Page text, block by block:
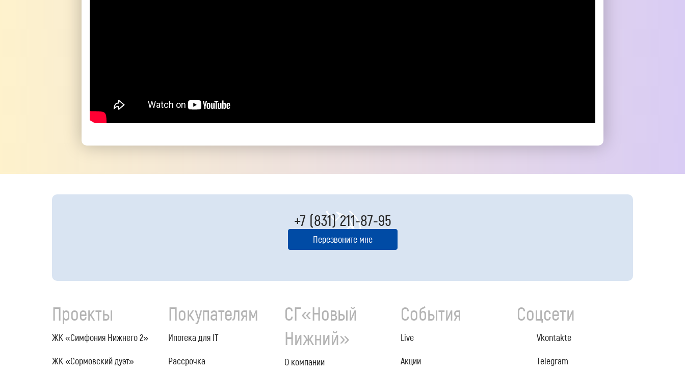
+7 (831) 211-87-95
Перезвоните мне
Проекты
ЖК «Симфония Нижнего 2»
ЖК «Сормовский дуэт»
Покупателям
Ипотека для IT
Рассрочка
СГ«Новый
Нижний»
О компании
События
Live
Акции
Соцсети
Vkontakte
Telegram